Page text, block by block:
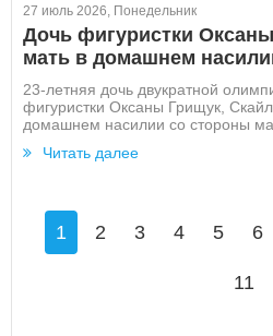
27 июль 2026, Понедельник
Дочь фигуристки
мать в домашнем
23-летняя дочь двукратной
фигуристки Оксаны Грищук,
домашнем насилии со стороны
Читать далее
1 2 3 4 5 6
11